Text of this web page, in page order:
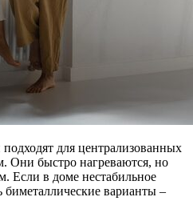
для централизованных
Они быстро нагреваются, но
Если в доме нестабильное
биметаллические варианты –